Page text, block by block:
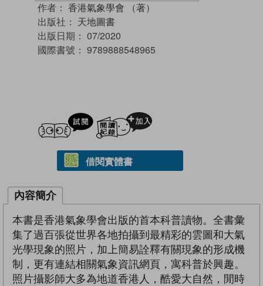
作者： 香港氣象學會 （著）
出版社： 天地圖書
出版日期： 07/2020
國際書號： 9789888548965
試閲
借閱實體書
內容簡介
本書是香港氣象學會出版的首本科普讀物。全書彙
集了過百張從世界各地拍攝到最精彩的雲圖和大氣
光學現象的照片，加上簡易詮釋有關現象的形成機
制，更有連結相關氣象資訊網頁，寓科普於興趣。
照片攝影師大多為地道香港人，酷愛大自然，閒時